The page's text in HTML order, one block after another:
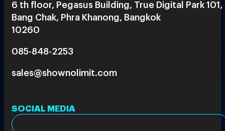
6 th floor, Pegasus Building, True Digital Park 101,
Bang Chak, Phra Khanong, Bangkok
10260
085-848-2253
sales@shownolimit.com
SOCIAL MEDIA